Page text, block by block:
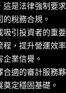
是法律強制要求
稅務合規。
引投資者的重
，提升營運效率
業信譽。
適的審計服務
定穩固基礎。